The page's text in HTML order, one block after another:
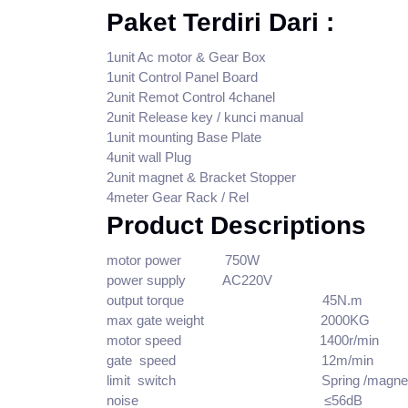
Paket Terdiri Dari :
1unit Ac motor & Gear Box
1unit Control Panel Board
2unit Remot Control 4chanel
2unit Release key / kunci manual
1unit mounting Base Plate
4unit wall Plug
2unit magnet & Bracket Stopper
4meter Gear Rack / Rel
Product Descriptions
motor power 750W
power supply AC220V
output torque 45N.m
max gate weight 2000KG
motor speed 1400r/min
gate speed 12m/min
limit switch Spring /
noise ≤56dB